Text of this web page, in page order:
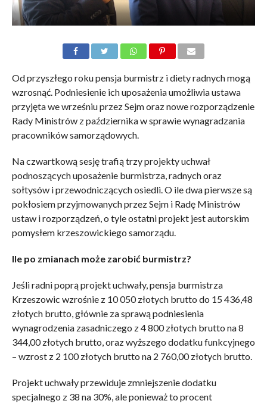
Od przyszłego roku pensja burmistrz i diety radnych mogą
wzrosnąć. Podniesienie ich uposażenia umożliwia ustawa
przyjęta we wrześniu przez Sejm oraz nowe rozporządzenie
Rady Ministrów z października w sprawie wynagradzania
pracowników samorządowych.
Na czwartkową sesję trafią trzy projekty uchwał
podnoszących uposażenie burmistrza, radnych oraz
sołtysów i przewodniczących osiedli. O ile dwa pierwsze są
pokłosiem przyjmowanych przez Sejm i Radę Ministrów
ustaw i rozporządzeń, o tyle ostatni projekt jest autorskim
pomysłem krzeszowickiego samorządu.
Ile po zmianach może zarobić burmistrz?
Jeśli radni poprą projekt uchwały, pensja burmistrza
Krzeszowic wzrośnie z 10 050 złotych brutto do 15 436,48
złotych brutto, głównie za sprawą podniesienia
wynagrodzenia zasadniczego z 4 800 złotych brutto na 8
344,00 złotych brutto, oraz wyższego dodatku funkcyjnego
– wzrost z 2 100 złotych brutto na 2 760,00 złotych brutto.
Projekt uchwały przewiduje zmniejszenie dodatku
specjalnego z 38 na 30%, ale ponieważ to procent